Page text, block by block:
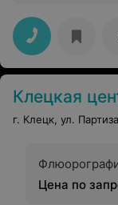
укол без
успокаивали,
позже. Огорчена
другие, неужели
анастезию чтобы
Клецкая
г. Клецк, ул.
Цена по